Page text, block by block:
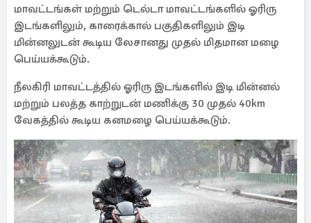
மாவட்டங்கள் மற்றும் டெல்டா மாவட்டங்களில் ஓரிரு
இடங்களிலும், காரைக்கால் பகுதிகளிலும் இடி
மின்னலுடன் கூடிய லேசானது முதல் மிதமான மழை
பெய்யக்கூடும்.
நீலகிரி மாவட்டத்தில் ஓரிரு இடங்களில் இடி மின்னல்
மற்றும் பலத்த காற்றுடன் மணிக்கு 30 முதல் 40km
வேகத்தில் கூடிய கனமழை பெய்யக்கூடும்.